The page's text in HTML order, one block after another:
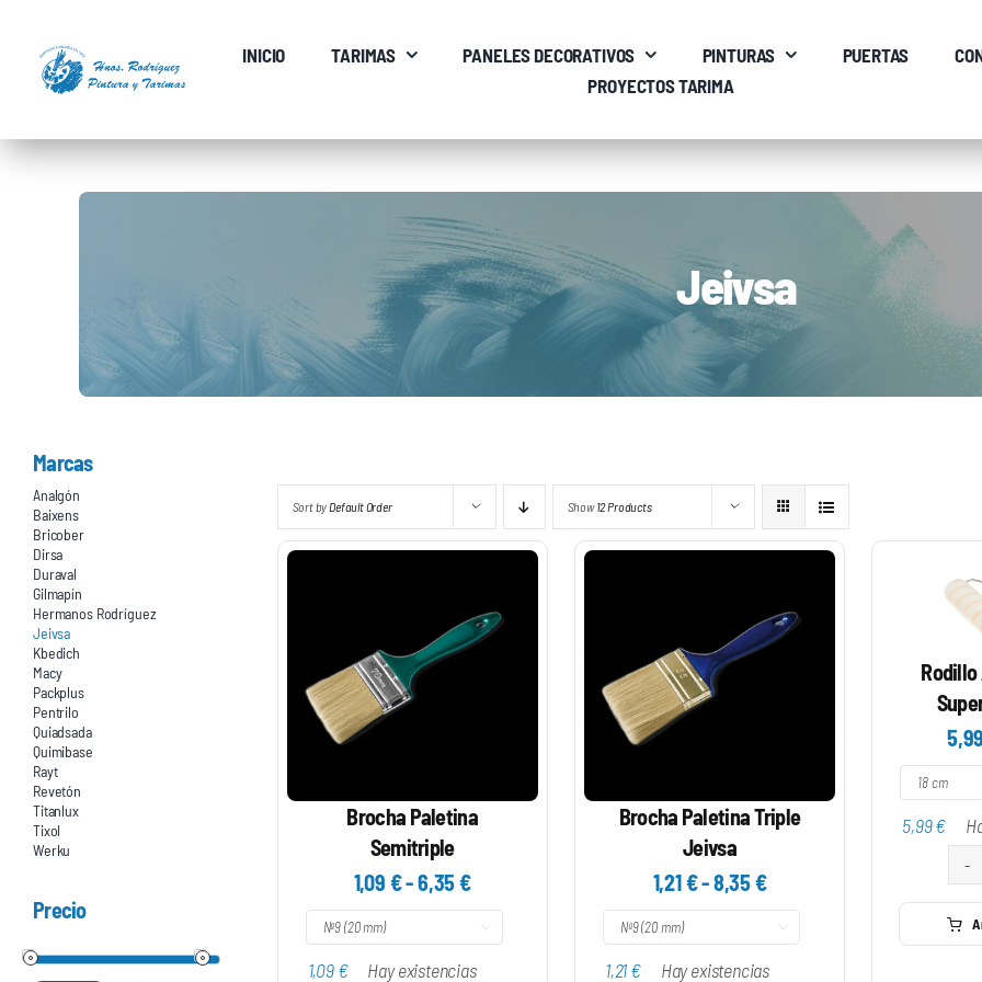
contenido
INICIO TARIMAS PANELES DECORATIVOS PINTURAS PUERTAS
PROYECTOS TARIMA
Jeivsa
Marcas
Analgón
Baixens
Bricober
Dirsa
Duraval
Gilmapín
Hermanos Rodríguez
Jeivsa
Kbedich
Macy
Packplus
Pentrilo
Quiadsada
Quimibase
Rayt
Revetón
Titanlux
Tixol
Werku
Precio
Sort by Default Order Show12 Products
Brocha Paletina
Semitriple
1,09 €-6,35€Rango
de
1,09€ Hay existencias
Brocha Paletina Triple
Jeivsa
1,21€-8,35€Rango
de
1,21€ Hay existencias
5,99
5,99€